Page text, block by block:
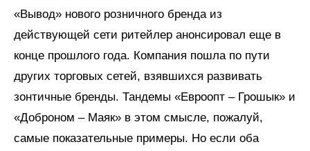
«Вывод» нового розничного бренда из
действующей сети ритейлер анонсировал еще в
конце прошлого года. Компания пошла по пути
других торговых сетей, взявшихся развивать
зонтичные бренды. Тандемы «Евроопт – Грошык» и
«Доброном – Маяк» в этом смысле, пожалуй,
самые показательные примеры. Но если оба